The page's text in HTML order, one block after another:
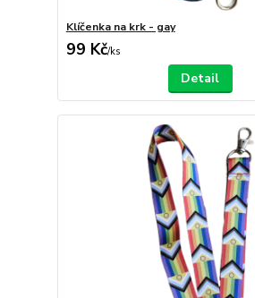
Klíčenka na krk - gay
99 Kč/ks
Detail